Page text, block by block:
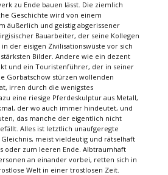
zu Ende bauen lässt. Die ziemlich
Geschichte wird von einem
äußerlich und geistig abgerissener
Bauarbeiter, der seine Kollegen
der eisigen Zivilisationswüste vor sich
Bilder. Andere wie ein dezent
und ein Touristenführer, der in seiner
Gorbatschow stürzen wollenden
irren durch die wenigstes
eine riesige Pferdeskulptur aus Metall,
der wo auch immer hindeutet, und
das manche der eigentlich nicht
Alles ist letztlich unaufgeregte
meist vieldeutig und rätselhaft
oder zum leeren Ende. Albtraumhaft
an einander vorbei, retten sich in
Welt in einer trostlosen Zeit.